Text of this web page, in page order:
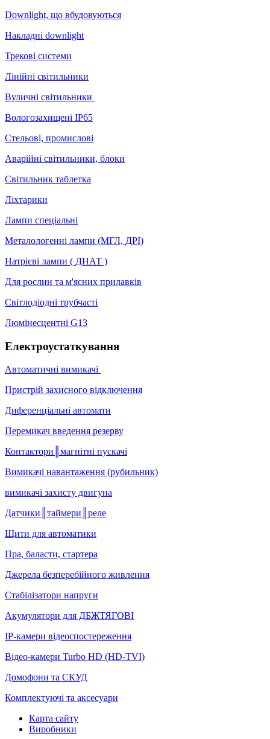
Downlight, що вбудовуються
Накладні downlight
Трекові системи
Лінійні світильники
Вуличні світильники
Вологозахищені IP65
Стельові, промислові
Аварійні світильники, блоки
Світильник таблетка
Ліхтарики
Лампи спеціальні
Металологенні лампи (МГЛ, ДРІ)
Натрієві лампи ( ДНАТ )
Для рослин та м'ясних прилавків
Світлодіодні трубчасті
Люмінесцентні G13
Електроустаткування
Автоматичні вимикачі
Пристрій захисного відключення
Диференціальні автомати
Перемикач введення резерву
Контактори║магнітні пускачі
Вимикачі навантаження (рубильник)
вимикачі захисту двигуна
Датчики║таймери║реле
Щити для автоматики
Пра, баласти, стартера
Джерела безперебійного живлення
Стабілізатори напруги
Акумулятори для ДБЖТЯГОВІ
IP-камери відеоспостереження
Відео-камери Turbo HD (HD-TVI)
Домофони та СКУД
Комплектуючі та аксесуари
Карта сайту
Виробники